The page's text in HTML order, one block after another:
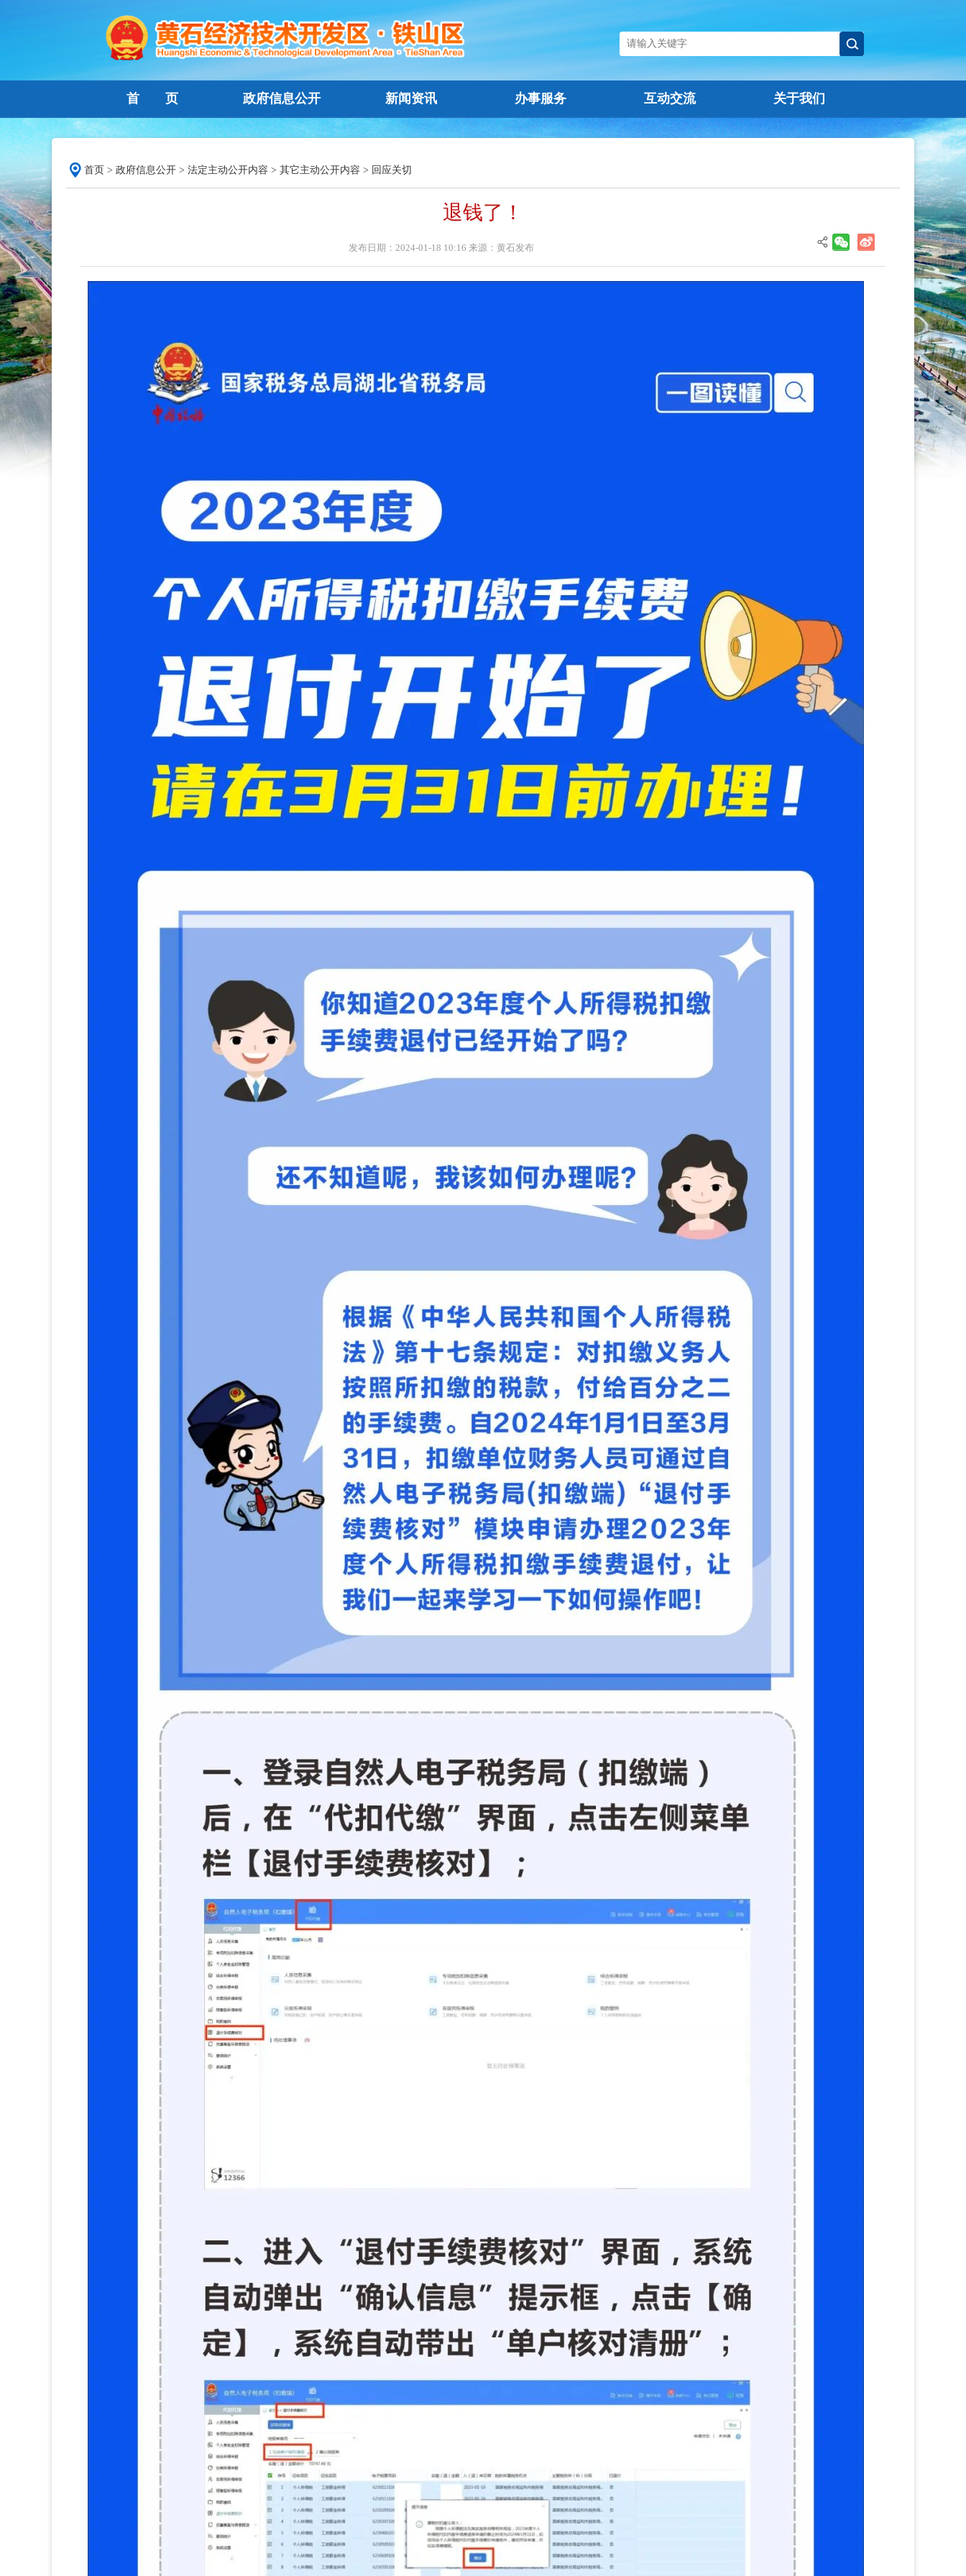
首 页 政府信息公开 新闻资讯 办事服务 互动交流 关于我们
首页 > 政府信息公开 > 法定主动公开内容 > 其它主动公开内容 > 回应关切
退钱了！
发布日期：2024-01-18 10:16 来源：黄石发布